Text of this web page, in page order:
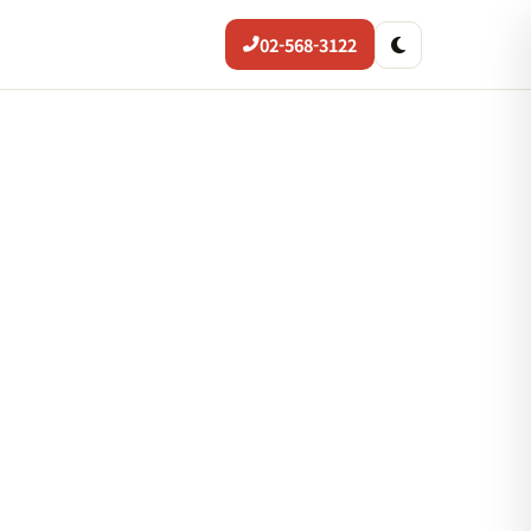
02-568-3122